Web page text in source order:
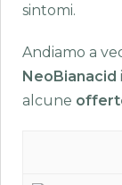
sintomi.
Andiamo a
NeoBianacid
alcune